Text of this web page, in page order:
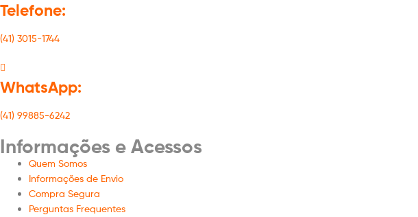
Telefone:
(41) 3015-1744
WhatsApp:
(41) 99885-6242
Informações e Acessos
Quem Somos
Informações de Envio
Compra Segura
Perguntas Frequentes